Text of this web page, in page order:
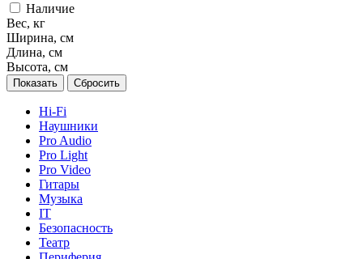
Наличие
Вес, кг
Ширина, см
Длина, см
Высота, см
Сбросить
Hi-Fi
Наушники
Pro Audio
Pro Light
Pro Video
Гитары
Музыка
IT
Безопасность
Театр